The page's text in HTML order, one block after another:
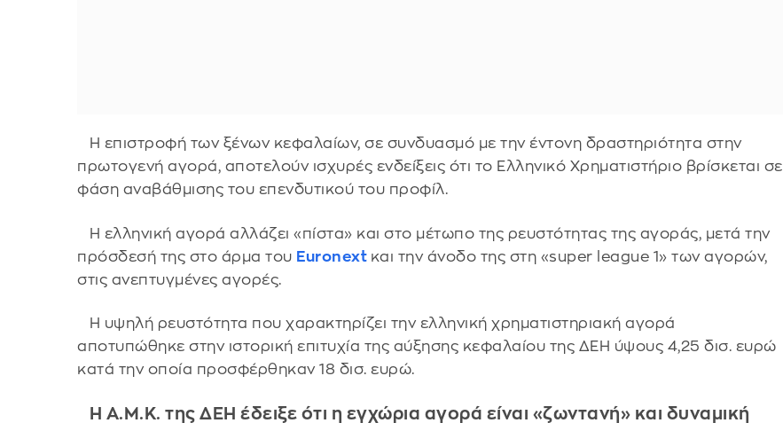
H επιστροφή των ξένων κεφαλαίων, σε συνδυασμό με την έντονη δραστηριότητα στην
πρωτογενή αγορά, αποτελούν ισχυρές ενδείξεις ότι το Ελληνικό Χρηματιστήριο βρίσκεται σε
φάση αναβάθμισης του επενδυτικού του προφίλ.
Η ελληνική αγορά αλλάζει «πίστα» και στο μέτωπο της ρευστότητας της αγοράς, μετά την
πρόσδεσή της στο άρμα του Euronext και την άνοδο της στη «super league 1» των αγορών,
στις ανεπτυγμένες αγορές.
Η υψηλή ρευστότητα που χαρακτηρίζει την ελληνική χρηματιστηριακή αγορά
αποτυπώθηκε στην ιστορική επιτυχία της αύξησης κεφαλαίου της ΔΕΗ ύψους 4,25 δισ. ευρώ
κατά την οποία προσφέρθηκαν 18 δισ. ευρώ.
Η Α.Μ.Κ. της ΔΕΗ έδειξε ότι η εγχώρια αγορά είναι «ζωντανή» και δυναμική